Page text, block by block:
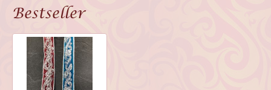
Bestseller